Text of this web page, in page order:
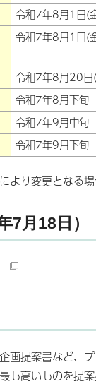
令和7年8月1日(
令和7年8月1日(
令和7年8月20日
令和7年8月下旬
令和7年9月中旬
令和7年9月下旬
より変更となる場
7月18日）
画提案書など、
も高いものを提